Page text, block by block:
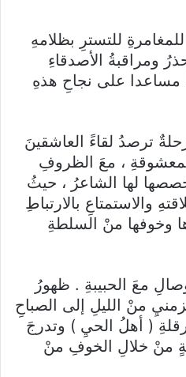
للتسترِ بظلامهِ
ومراقبةُ الأصدقاءِ
مساعدا على نجاحِ هذهِ
ترصدُ لقاءً العاشقينَ
، معَ الظروفِ
خصصها لها الشاعرُ ، حيثُ
والاستمتاعِ بالارتباطِ
وخوفها منْ السلطةِ
معَ الحبيبةِ . ظهورُ
منْ الليلِ إلى الصباحِ
( أهلُ الحيِ ) وتدرجَ
منْ خلالِ الخوفِ منْ